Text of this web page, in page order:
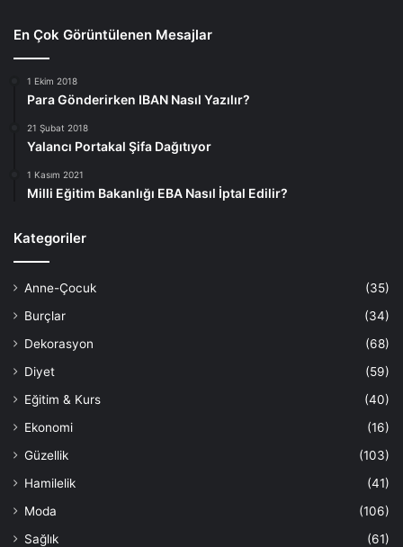
En Çok Görüntülenen Mesajlar
1 Ekim 2018
Para Gönderirken IBAN Nasıl Yazılır?
21 Şubat 2018
Yalancı Portakal Şifa Dağıtıyor
1 Kasım 2021
Milli Eğitim Bakanlığı EBA Nasıl İptal Edilir?
Kategoriler
Anne-Çocuk
(35)
Burçlar
(34)
Dekorasyon
(68)
Diyet
(59)
Eğitim & Kurs
(40)
Ekonomi
(16)
Güzellik
(103)
Hamilelik
(41)
Moda
(106)
Sağlık
(61)